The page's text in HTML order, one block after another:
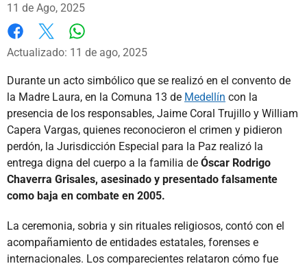
11 de Ago, 2025
Facebook
X
Actualizado: 11 de ago, 2025
Durante un acto simbólico que se realizó en el convento de
la Madre Laura, en la Comuna 13 de Medellín con la
presencia de los responsables, Jaime Coral Trujillo y William
Capera Vargas, quienes reconocieron el crimen y pidieron
perdón, la Jurisdicción Especial para la Paz realizó la
entrega digna del cuerpo a la familia de Óscar Rodrigo
Chaverra Grisales, asesinado y presentado falsamente
como baja en combate en 2005.
La ceremonia, sobria y sin rituales religiosos, contó con el
acompañamiento de entidades estatales, forenses e
internacionales. Los comparecientes relataron cómo fue